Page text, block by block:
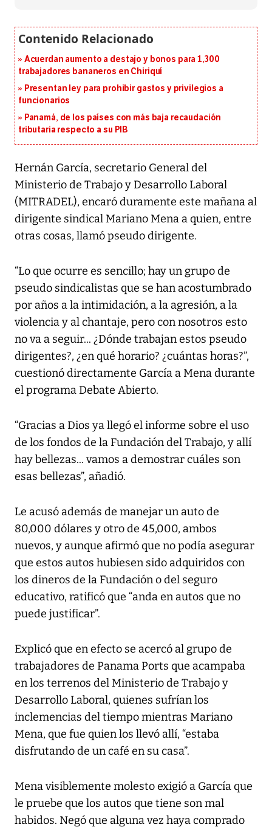
Acuerdan aumento a destajo y bonos para 1,300
trabajadores bananeros en Chiriquí
Presentan ley para prohibir gastos y privilegios a
funcionarios
Panamá, de los países con más baja recaudación
tributaria respecto a su PIB
Hernán García, secretario General del
Ministerio de Trabajo y Desarrollo Laboral
(MITRADEL), encaró duramente este mañana al
dirigente sindical Mariano Mena a quien, entre
otras cosas, llamó pseudo dirigente.
“Lo que ocurre es sencillo; hay un grupo de
pseudo sindicalistas que se han acostumbrado
por años a la intimidación, a la agresión, a la
violencia y al chantaje, pero con nosotros esto
no va a seguir... ¿Dónde trabajan estos pseudo
dirigentes?, ¿en qué horario? ¿cuántas horas?”,
cuestionó directamente García a Mena durante
el programa Debate Abierto.
“Gracias a Dios ya llegó el informe sobre el uso
de los fondos de la Fundación del Trabajo, y allí
hay bellezas... vamos a demostrar cuáles son
esas bellezas”, añadió.
Le acusó además de manejar un auto de
80,000 dólares y otro de 45,000, ambos
nuevos, y aunque afirmó que no podía asegurar
que estos autos hubiesen sido adquiridos con
los dineros de la Fundación o del seguro
educativo, ratificó que “anda en autos que no
puede justificar”.
Explicó que en efecto se acercó al grupo de
trabajadores de Panama Ports que acampaba
en los terrenos del Ministerio de Trabajo y
Desarrollo Laboral, quienes sufrían los
inclemencias del tiempo mientras Mariano
Mena, que fue quien los llevó allí, “estaba
disfrutando de un café en su casa”.
Mena visiblemente molesto exigió a García que
le pruebe que los autos que tiene son mal
habidos. Negó que alguna vez haya comprado